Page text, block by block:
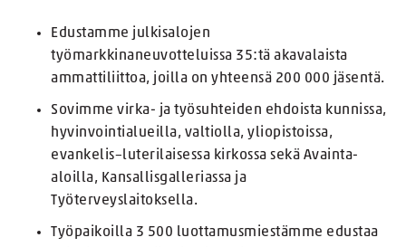
Edustamme julkisalojen
työmarkkinaneuvotteluissa 35:tä akavalaista
ammattiliittoa, joilla on yhteensä 200 000 jäsentä.
Sovimme virka- ja työsuhteiden ehdoista kunnissa,
hyvinvointialueilla, valtiolla, yliopistoissa,
evankelis–luterilaisessa kirkossa sekä Avainta-
aloilla, Kansallisgalleriassa ja
Työterveyslaitoksella.
Työpaikoilla 3 500 luottamusmiestämme edustaa